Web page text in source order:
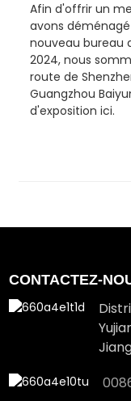
Afin d'offrir un
avons
nouveau bureau
2024, nous
route de
Guangzhou
d'exposition ici.
CONTACTEZ-